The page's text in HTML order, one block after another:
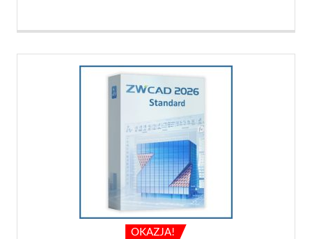
OKAZJA!